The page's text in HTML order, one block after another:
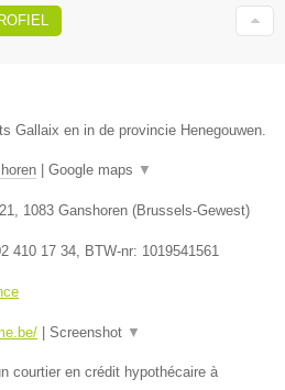
Gallaix en in de provincie Henegouwen.
Google maps ▼
1083 Ganshoren (Brussels-Gewest)
410 17 34 , BTW-nr: 1019541561
Screenshot ▼
courtier en crédit hypothécaire à